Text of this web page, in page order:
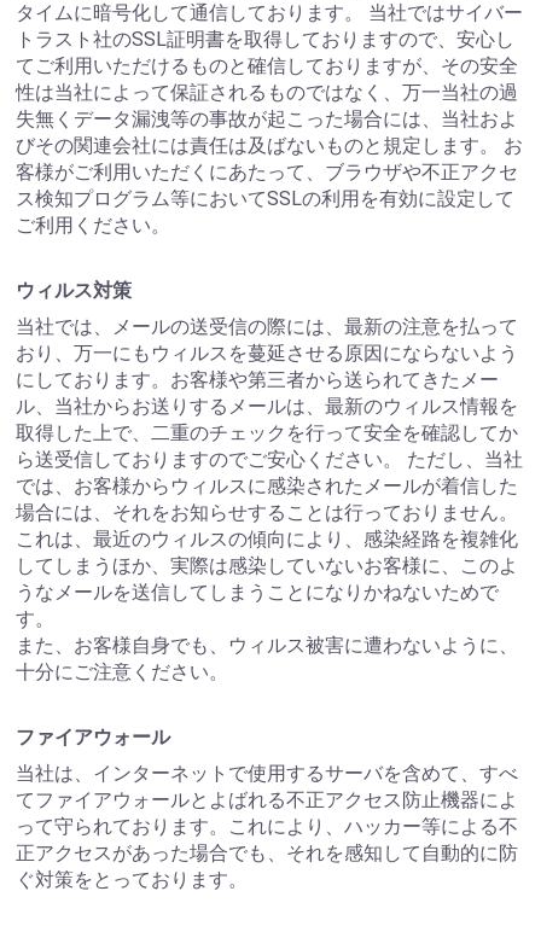
タイムに暗号化して通信しております。 当社ではサイバー
トラスト社のSSL証明書を取得しておりますので、安心し
てご利用いただけるものと確信しておりますが、その安全
性は当社によって保証されるものではなく、万一当社の過
失無くデータ漏洩等の事故が起こった場合には、当社およ
びその関連会社には責任は及ばないものと規定します。 お
客様がご利用いただくにあたって、ブラウザや不正アクセ
ス検知プログラム等においてSSLの利用を有効に設定して
ご利用ください。
ウィルス対策
当社では、メールの送受信の際には、最新の注意を払って
おり、万一にもウィルスを蔓延させる原因にならないよう
にしております。お客様や第三者から送られてきたメー
ル、当社からお送りするメールは、最新のウィルス情報を
取得した上で、二重のチェックを行って安全を確認してか
ら送受信しておりますのでご安心ください。 ただし、当社
では、お客様からウィルスに感染されたメールが着信した
場合には、それをお知らせすることは行っておりません。
これは、最近のウィルスの傾向により、感染経路を複雑化
してしまうほか、実際は感染していないお客様に、このよ
うなメールを送信してしまうことになりかねないためで
す。
また、お客様自身でも、ウィルス被害に遭わないように、
十分にご注意ください。
ファイアウォール
当社は、インターネットで使用するサーバを含めて、すべ
てファイアウォールとよばれる不正アクセス防止機器によ
って守られております。これにより、ハッカー等による不
正アクセスがあった場合でも、それを感知して自動的に防
ぐ対策をとっております。